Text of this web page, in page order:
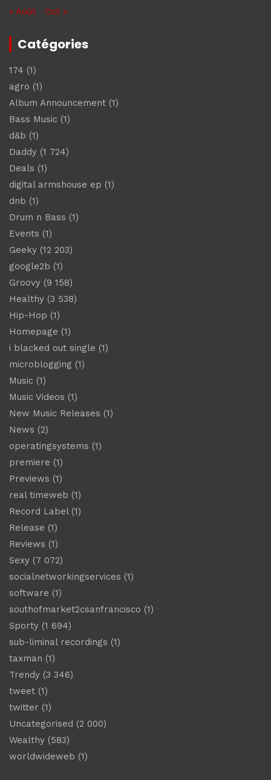
« Août
Oct »
Catégories
174 (1)
agro (1)
Album Announcement (1)
Bass Music (1)
d&b (1)
Daddy (1 724)
Deals (1)
digital armshouse ep (1)
dnb (1)
Drum n Bass (1)
Events (1)
Geeky (12 203)
google2b (1)
Groovy (9 158)
Healthy (3 538)
Hip-Hop (1)
Homepage (1)
i blacked out single (1)
microblogging (1)
Music (1)
Music Videos (1)
New Music Releases (1)
News (2)
operatingsystems (1)
premiere (1)
Previews (1)
real timeweb (1)
Record Label(1)
Release (1)
Reviews (1)
Sexy (7 072)
socialnetworkingservices (1)
software (1)
southofmarket2csanfrancisco (1)
Sporty (1 694)
sub-liminal recordings (1)
taxman (1)
Trendy (3 346)
tweet (1)
twitter (1)
Uncategorised (2 000)
Wealthy (583)
worldwideweb (1)